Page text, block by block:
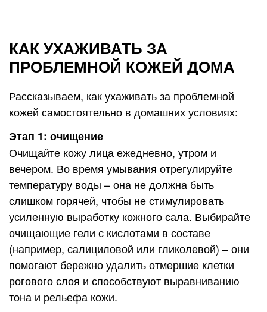
КАК УХАЖИВАТЬ ЗА
ПРОБЛЕМНОЙ КОЖЕЙ ДОМА
Рассказываем, как ухаживать за проблемной
кожей самостоятельно в домашних условиях:
Этап 1: очищение
Очищайте кожу лица ежедневно, утром и
вечером. Во время умывания отрегулируйте
температуру воды – она не должна быть
слишком горячей, чтобы не стимулировать
усиленную выработку кожного сала. Выбирайте
очищающие гели с кислотами в составе
(например, салициловой или гликолевой) – они
помогают бережно удалить отмершие клетки
рогового слоя и способствуют выравниванию
тона и рельефа кожи.